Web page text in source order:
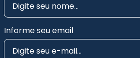
Informe seu email